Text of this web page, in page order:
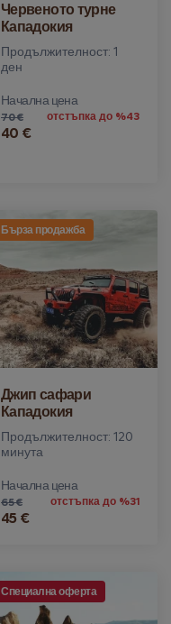
Червеното турне
Кападокия
Продължителност: 1
ден
Начална цена
70 €
40 €
отстъпка до %43
Бърза продажба
Джип сафари
Кападокия
Продължителност: 120
минута
Начална цена
65 €
45 €
отстъпка до %31
Специална оферта